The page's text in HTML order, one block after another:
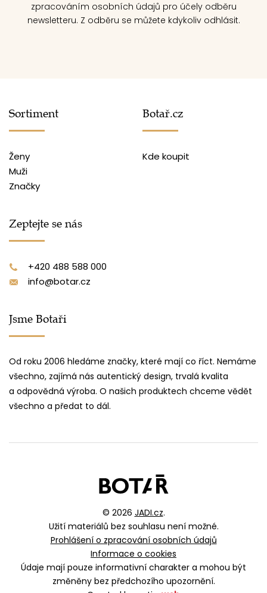
zpracováním osobních údajů pro účely odběru
newsletteru. Z odběru se můžete kdykoliv odhlásit.
Sortiment
Ženy
Muži
Značky
Botař.cz
Kde koupit
Zeptejte se nás
+420 488 588 000
info@botar.cz
Jsme Botaři
Od roku 2006 hledáme značky, které mají co říct. Nemáme
všechno, zajímá nás autentický design, trvalá kvalita
a odpovědná výroba. O našich produktech chceme vědět
všechno a předat to dál.
© 2026 JADI.cz.
Užití materiálů bez souhlasu není možné.
Prohlášení o zpracování osobních údajů
Informace o cookies
Údaje mají pouze informativní charakter a mohou být
změněny bez předchozího upozornění.